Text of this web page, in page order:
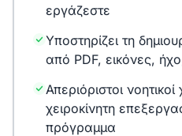
εργάζεστε
Υποστηρίζει τη
από PDF, εικόνες,
Απεριόριστοι
χειροκίνητη
πρόγραμμα